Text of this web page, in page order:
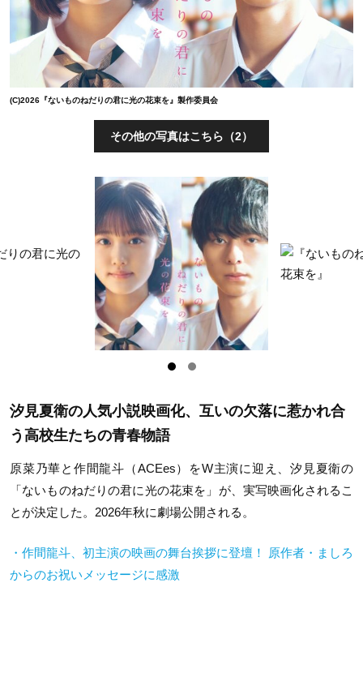
(C)2026『ないものねだりの君に光の花束を』製作委員会
その他の写真はこちら（2）
汐見夏衛の人気小説映画化、互いの欠落に惹かれ合
う高校生たちの青春物語
原菜乃華と作間龍斗（ACEes）をW主演に迎え、汐見夏衛の
「ないものねだりの君に光の花束を」が、実写映画化されるこ
とが決定した。2026年秋に劇場公開される。
・作間龍斗、初主演の映画の舞台挨拶に登壇！ 原作者・ましろ
からのお祝いメッセージに感激